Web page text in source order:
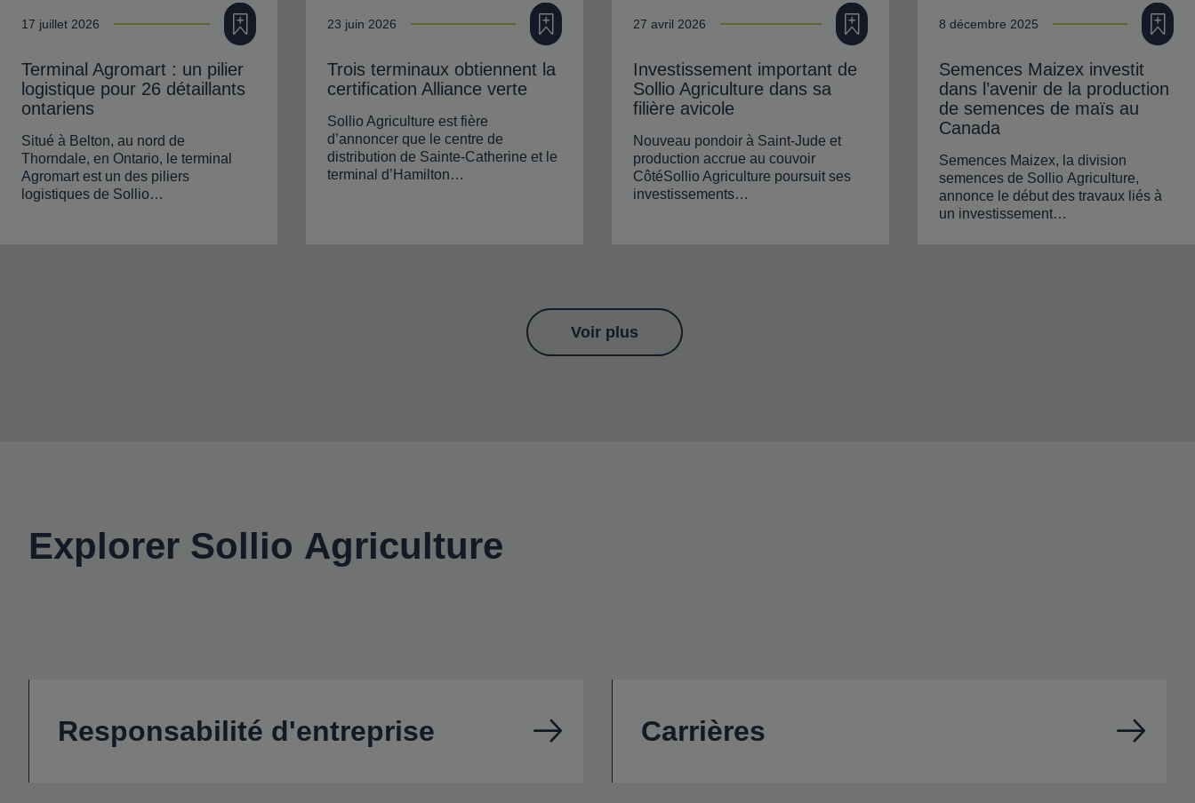
17 juillet 2026
Ajouter à ma filière
Terminal Agromart : un pilier
logistique pour 26 détaillants
ontariens
Situé à Belton, au nord de
Thorndale, en Ontario, le terminal
Agromart est un des piliers
logistiques de Sollio…
23 juin 2026
Ajouter à ma filière
Trois terminaux obtiennent la
certification Alliance verte
Sollio Agriculture est fière
d’annoncer que le centre de
distribution de Sainte-Catherine et le
terminal d’Hamilton…
27 avril 2026
Ajouter à ma filière
Investissement important de
Sollio Agriculture dans sa
filière avicole
Nouveau pondoir à Saint-Jude et
production accrue au couvoir
CôtéSollio Agriculture poursuit ses
investissements…
8 décembre 2025
Ajouter
Semences Maizex investit
dans l’avenir de la production
de semences de maïs au
Canada
Semences Maizex, la division
semences de Sollio Agriculture,
annonce le début des travaux liés à
un investissement…
Voir plus
Explorer Sollio Agriculture
Responsabilité d'entreprise Carrières